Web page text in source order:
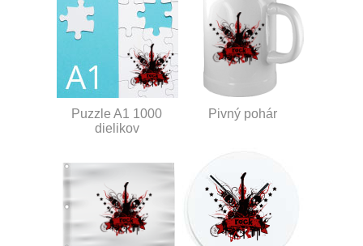
Puzzle A1 1000
dielikov
Pivný pohár